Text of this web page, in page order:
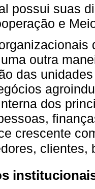
possui suas
e
outra
das
dos
crescente
clientes,